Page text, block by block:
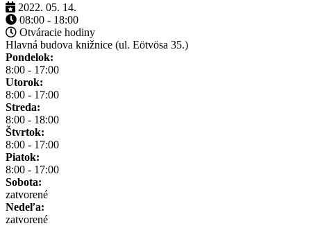
2022. 05. 14.
08:00 - 18:00
Otváracie hodiny
Hlavná budova knižnice (ul. Eötvösa 35.)
Pondelok:
8:00 - 17:00
Utorok:
8:00 - 17:00
Streda:
8:00 - 18:00
Štvrtok:
8:00 - 17:00
Piatok:
8:00 - 17:00
Sobota:
zatvorené
Nedeľa:
zatvorené